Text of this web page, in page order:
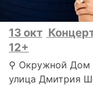
13 окт
12+
⚲ Окружной Дом
улица Дмитрия